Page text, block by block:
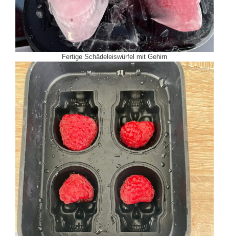
Fertige Schädeleiswürfel mit Gehirn